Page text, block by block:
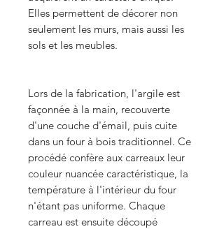
Elles permettent de décorer non
seulement les murs, mais aussi les
sols et les meubles.
Lors de la fabrication, l'argile est
façonnée à la main, recouverte
d'une couche d'émail, puis cuite
dans un four à bois traditionnel. Ce
procédé confère aux carreaux leur
couleur nuancée caractéristique, la
température à l'intérieur du four
n'étant pas uniforme. Chaque
carreau est ensuite découpé